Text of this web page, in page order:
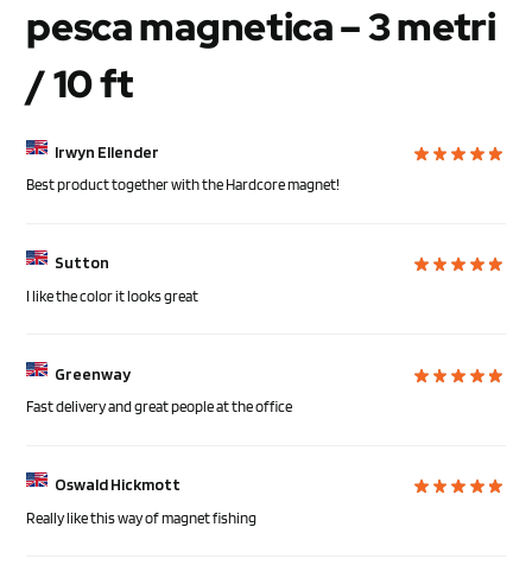
pesca magnetica – 3 metri
/ 10 ft
Irwyn Ellender
Best product together with the Hardcore magnet!
Sutton
I like the color it looks great
Greenway
Fast delivery and great people at the office
Oswald Hickmott
Really like this way of magnet fishing